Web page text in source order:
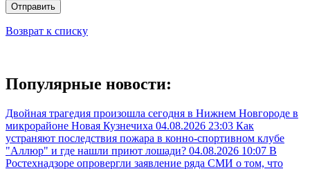
Отправить
Возврат к списку
Популярные новости:
Двойная трагедия произошла сегодня в Нижнем Новгороде в
микрорайоне Новая Кузнечиха 04.08.2026 23:03 Как
устраняют последствия пожара в конно-спортивном клубе
"Аллюр" и где нашли приют лошади? 04.08.2026 10:07 В
Ростехнадзоре опровергли заявление ряда СМИ о том, что